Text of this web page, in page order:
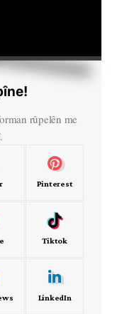
rûpelên me
Pinterest
Tiktok
LinkedIn